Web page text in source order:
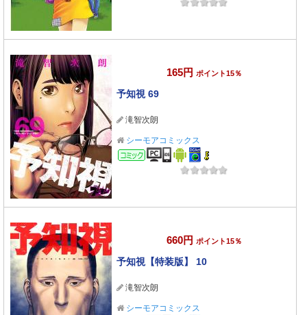
165円 ポイント15％
予知視 69
滝智次朗
シーモアコミックス
コミック
660円 ポイント15％
予知視【特装版】 10
滝智次朗
シーモアコミックス